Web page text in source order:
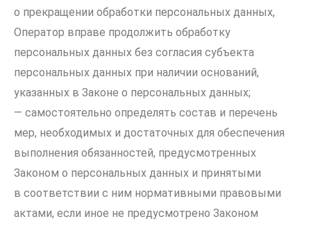
о прекращении обработки персональных данных,
Оператор вправе продолжить обработку
персональных данных без согласия субъекта
персональных данных при наличии оснований,
указанных в Законе о персональных данных;
— самостоятельно определять состав и перечень
мер, необходимых и достаточных для обеспечения
выполнения обязанностей, предусмотренных
Законом о персональных данных и принятыми
в соответствии с ним нормативными правовыми
актами, если иное не предусмотрено Законом